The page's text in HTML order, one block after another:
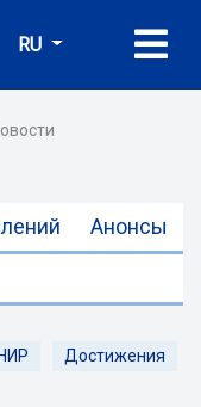
RU
Анонсы
НИР Достижения